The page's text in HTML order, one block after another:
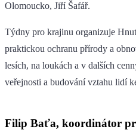
Olomoucko, Jiří Šafář.
Týdny pro krajinu organizuje
praktickou ochranu přírody a
lesích, na loukách a v dalších
veřejnosti a budování vztahu lidí
Filip Baťa, koordinátor